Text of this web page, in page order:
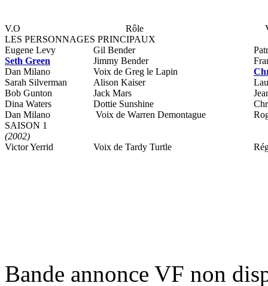
V.O Rôle
LES PERSONNAGES PRINCIPAUX
Eugene Levy
Gil Bender
Seth Green
Jimmy Bender
Dan Milano
Voix de Greg le Lapin
Sarah Silverman
Alison Kaiser
Bob Gunton
Jack Mars
Dina Waters
Dottie Sunshine
Dan Milano
Voix de Warren Demontague
SAISON 1
(2002)
Victor Yerrid
Voix de Tardy Turtle
Bande annonce VF non